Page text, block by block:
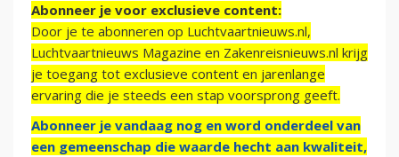
Abonneer je voor exclusieve content:
Door je te abonneren op Luchtvaartnieuws.nl,
Luchtvaartnieuws Magazine en Zakenreisnieuws.nl krijg
je toegang tot exclusieve content en jarenlange
ervaring die je steeds een stap voorsprong geeft.
Abonneer je vandaag nog en word onderdeel van
een gemeenschap die waarde hecht aan kwaliteit,